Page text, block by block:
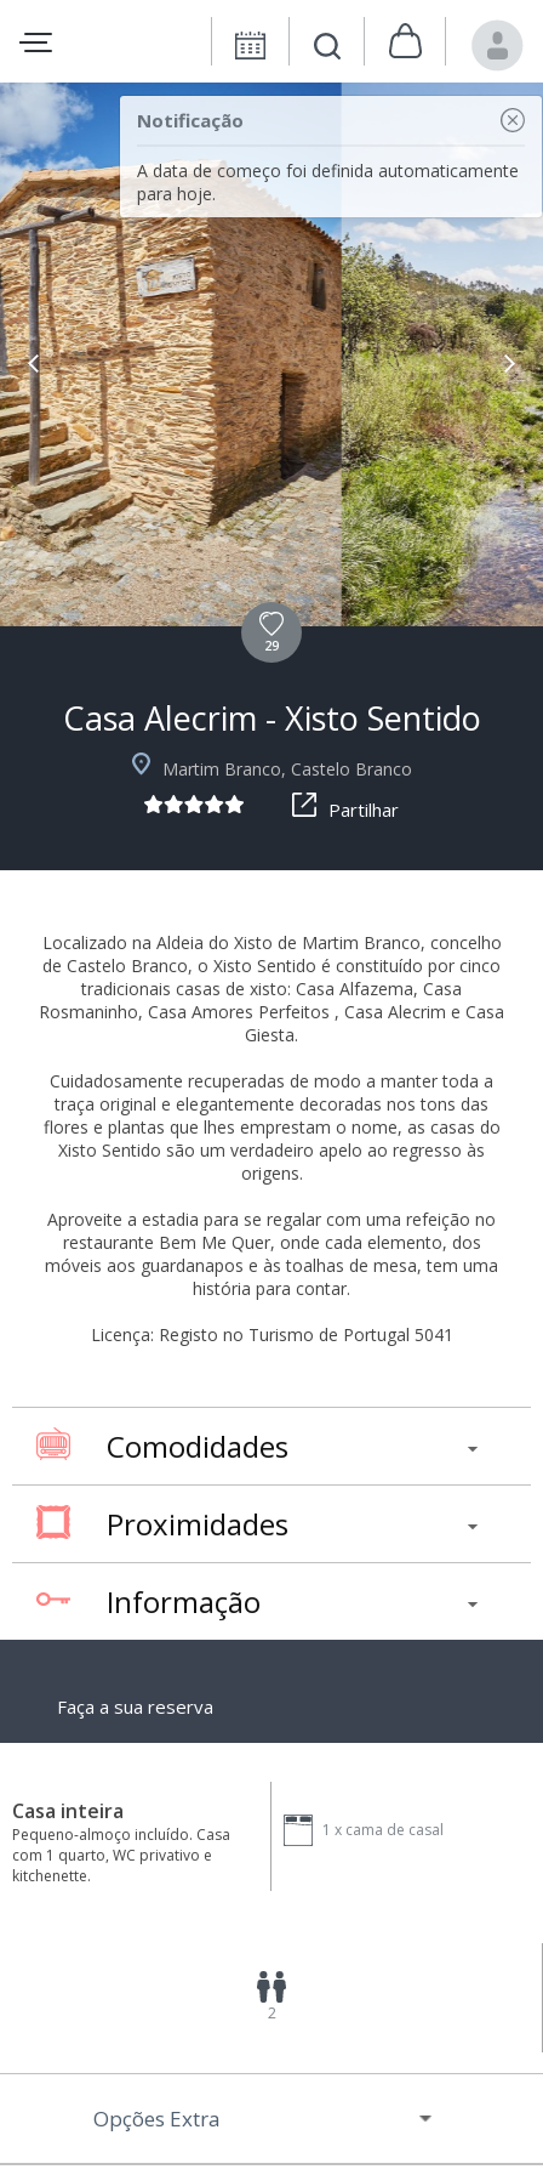
Notificação
A data de começo foi definida automaticamente
para hoje.
29
Casa Alecrim - Xisto Sentido
Martim Branco, Castelo Branco
Partilhar
Localizado na Aldeia do Xisto de Martim Branco, concelho
de Castelo Branco, o Xisto Sentido é constituído por cinco
tradicionais casas de xisto: Casa Alfazema, Casa
Rosmaninho, Casa Amores Perfeitos , Casa Alecrim e Casa
Giesta.
Cuidadosamente recuperadas de modo a manter toda a
traça original e elegantemente decoradas nos tons das
flores e plantas que lhes emprestam o nome, as casas do
Xisto Sentido são um verdadeiro apelo ao regresso às
origens.
Aproveite a estadia para se regalar com uma refeição no
restaurante Bem Me Quer, onde cada elemento, dos
móveis aos guardanapos e às toalhas de mesa, tem uma
história para contar.
Licença: Registo no Turismo de Portugal 5041
Comodidades
Proximidades
Informação
Faça a sua reserva
Casa inteira
Pequeno-almoço incluído. Casa
com 1 quarto, WC privativo e
kitchenette.
1 x cama de casal
2
Opções Extra